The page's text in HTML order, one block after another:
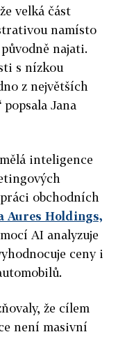
velká část
namísto
najati.
s nízkou
z největších
Jana
inteligence
obchodních
Aures Holdings,
AI analyzuje
ceny i
že cílem
není masivní